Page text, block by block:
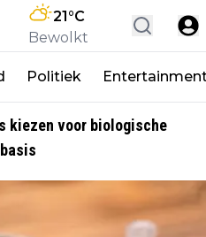
21°C
Bewolkt
Politiek
kiezen voor biologische